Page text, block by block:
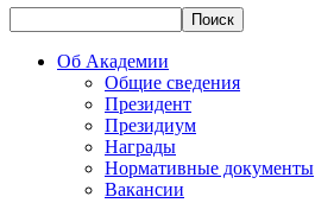
Об Академии
Общие сведения
Президент
Президиум
Награды
Нормативные документы
Вакансии